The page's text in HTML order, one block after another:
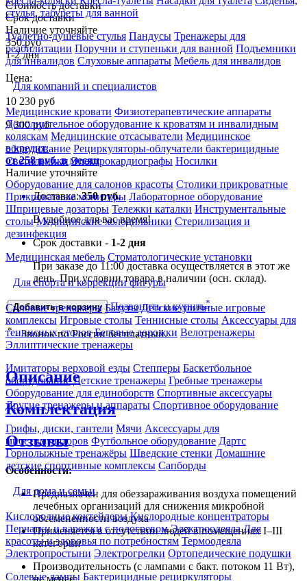
стулья, табуреты для ванной
Туалетно-душевые стулья Пандусы Тренажеры для
реабилитации Поручни и ступеньки для ванной Подъемники
для инвалидов Слуховые аппараты Мебель для инвалидов
Для компаний и специалистов
Медицинские кровати Физиотерапевтические аппараты
Дополнительное оборудование к кроватям и инвалидным
коляскам Медицинские отсасыватели Медицинское
оборудование Рециркуляторы-облучатели бактерицидные
Светильники Электрокардиографы Носилки
Оборудование для салонов красоты Столики прикроватные
Прикроватные мониторы Лабораторное оборудование
Шприцевые дозаторы Тележки каталки Инструментальные
столы Медицинские холодильники Стерилизация и
дезинфекция
Медицинская мебель Стоматологические установки
Для спорта и коррекции фигуры
Силовые тренажеры Батуты Детские уличные игровые
комплексы Игровые столы Теннисные столы Аксессуары для
теннисных столов Беговые дорожки Велотренажеры
Эллиптические тренажеры
Имитаторы верховой езды Степперы Баскетбольное
оборудование Детские тренажеры Гребные тренажеры
Оборудование для единоборств Спортивные аксессуары
Другие тренажеры и аппараты Спортивное оборудование
Грифы, диски, гантели Мячи Аксессуары для
миостимуляторов Футбольное оборудование Дартс
Горнолыжные тренажёры Шведские стенки Домашние
детские спортивные комплексы Сапборды
Для дома и семьи
Кислородные коктейлеры Кислородные концентраторы
Перчатки и варежки с подогревом Электроодеяла Для
красоты и здоровья по потребностям Термоодеяла
Электропростыни Электрогрелки Ортопедические подушки
Солевые лампы Бактерицидные рециркуляторы
Стоимость доставки
Срок доставки
Наличие уточняйте
350 руб
1-2 дня
Цена:
10 230 руб
9 300руб
в кредит:
от 258 руб. в месяц
Наличие уточняйте
Доставка:350 руб.
В удобное для вас время!
Срок доставки - 1-2 дня
При заказе до 11:00 доставка осуществляется в этот же
день. При условии товара в наличии (осн. склад).
Добавить в корзину Позвонить и купить*
*- Звонок по России бесплатный.
Описание
Комплектация
Отзывы
Особенности:
Предназначен для обеззараживания воздуха помещений
лечебных организаций для снижения микробной
обсемененности воздуха
Применяется в отсутствии людей в помещениях I–III
категории
Производительность (с лампами с бакт. потоком 11 Вт),
не менее: